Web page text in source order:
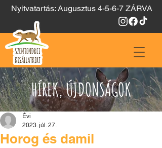
Nyitvatartás: Augusztus 4-5-6-7 ZÁRVA
HÍREK, ÚJDONSÁGOK
Horog és damil
Évi
2023. júl. 27.